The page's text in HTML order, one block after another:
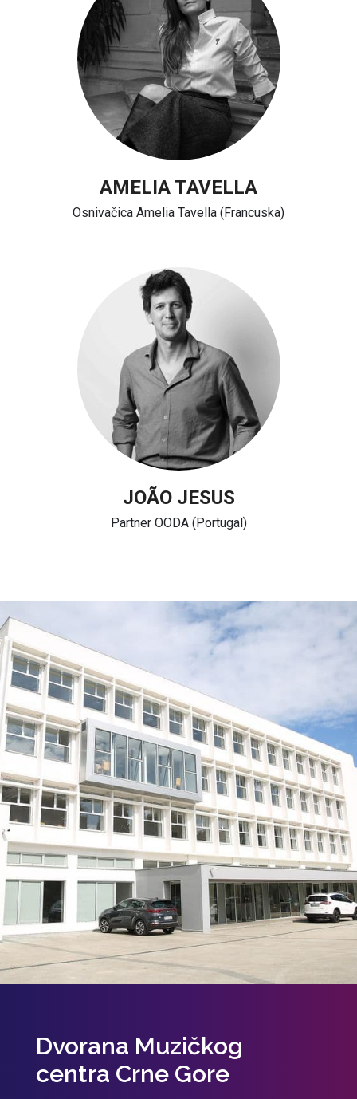
AMELIA TAVELLA
Osnivačica Amelia Tavella (Francuska)
JOÃO JESUS
Partner OODA (Portugal)
Dvorana Muzičkog
centra Crne Gore